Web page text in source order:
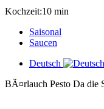
Kochzeit:10 min
Saisonal
Saucen
Deutsch
BÃ¤rlauch Pesto Da die